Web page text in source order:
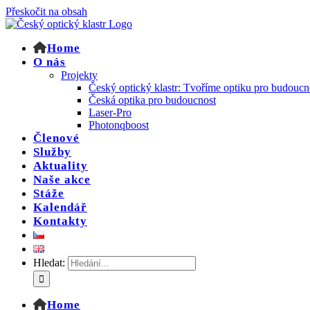
Přeskočit na obsah
Home
O nás
Projekty
Český optický klastr: Tvoříme optiku pro
Česká optika pro budoucnost
Laser-Pro
Photonqboost
Členové
Služby
Aktuality
Naše akce
Stáže
Kalendář
Kontakty
Hledat:
Home